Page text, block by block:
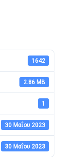
1642
2.86 MB
1
30 Μαΐου 2023
30 Μαΐου 2023